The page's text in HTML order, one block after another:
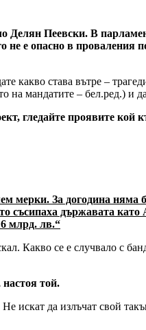
Пеевски. В
е опасно в проваления
става вътре –
на мандатите – бел.ред.) и
гледайте проявите
мерки. За догодина
съсипаха държавата
млрд. лв.“
Какво се е случвало с
той.
искат да излъчат свой